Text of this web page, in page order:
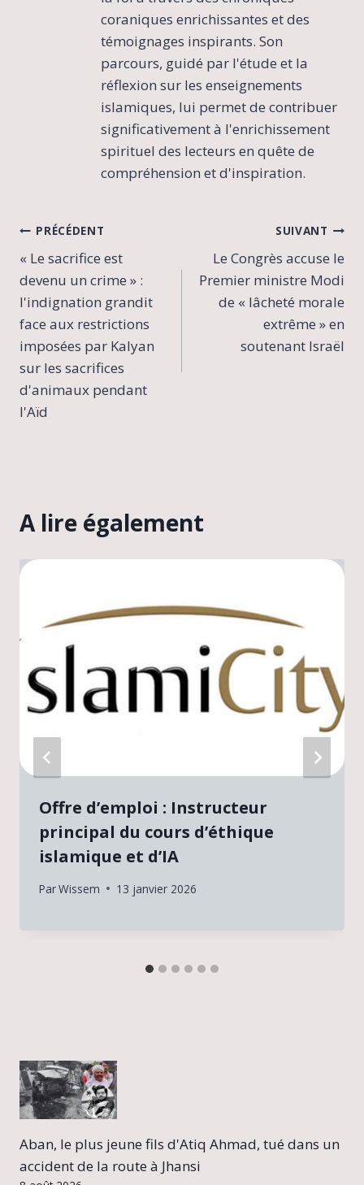
coraniques enrichissantes et des
témoignages inspirants. Son
parcours, guidé par l'étude et la
réflexion sur les enseignements
islamiques, lui permet de contribuer
significativement à l'enrichissement
spirituel des lecteurs en quête de
compréhension et d'inspiration.
Navigation
de
l’article
PRÉCÉDENT
« Le sacrifice est
devenu un crime » :
l'indignation grandit
face aux restrictions
imposées par Kalyan
sur les sacrifices
d'animaux pendant
l'Aïd
SUIVANT
Le Congrès accuse le
Premier ministre Modi
de « lâcheté morale
extrême » en
soutenant Israël
A lire également
Offre d’emploi : Instructeur
principal du cours d’éthique
islamique et d’IA
ParWissem 13 janvier 2026
Aban, le plus jeune fils d'Atiq Ahmad, tué dans un
accident de la route à Jhansi